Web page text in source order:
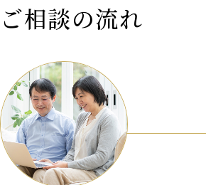
ご相談の流れ